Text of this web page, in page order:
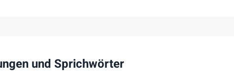
und Sprichwörter